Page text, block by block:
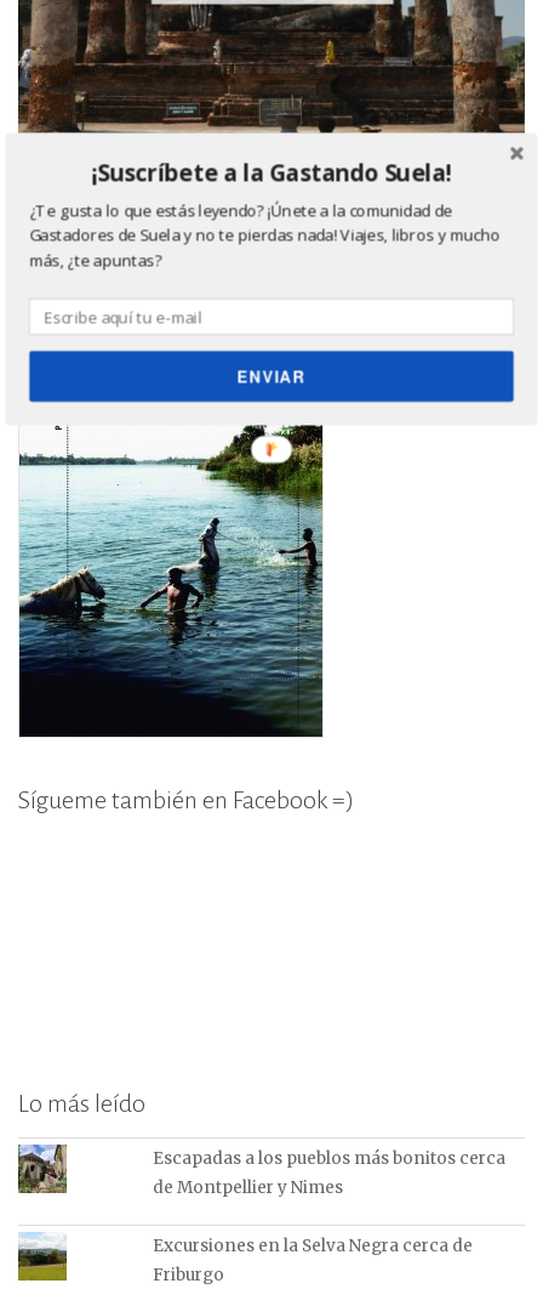
Último libro leído, ¿quieres saber más? Haz click
en la imagen ;)
Sígueme también en Facebook =)
Lo más leído
Escapadas a los pueblos más bonitos cerca
de Montpellier y Nimes
Excursiones en la Selva Negra cerca de
Friburgo
¡Suscríbete a la Gastando Suela!
¿Te gusta lo que estás leyendo? ¡Únete a la comunidad de
Gastadores de Suela y no te pierdas nada! Viajes, libros y mucho
más, ¿te apuntas?
ENVIAR